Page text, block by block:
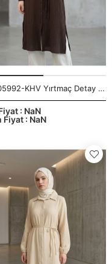
TUN05992-KHV Yırtmaç Detay Uzun Tunik-Kahve
Fiyat : NaN
: NaN